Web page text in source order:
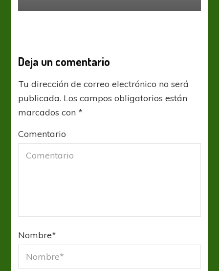
Deja un comentario
Tu dirección de correo electrónico no será
publicada. Los campos obligatorios están
marcados con*
Comentario
Nombre*